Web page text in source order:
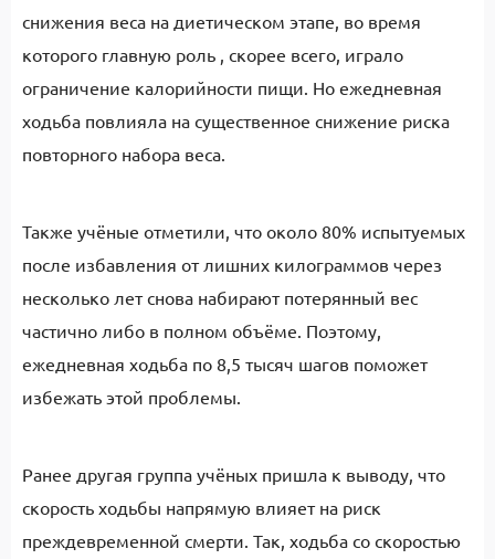
снижения веса на диетическом этапе, во время
которого главную роль , скорее всего, играло
ограничение калорийности пищи. Но ежедневная
ходьба повлияла на существенное снижение риска
повторного набора веса.
Также учёные отметили, что около 80% испытуемых
после избавления от лишних килограммов через
несколько лет снова набирают потерянный вес
частично либо в полном объёме. Поэтому,
ежедневная ходьба по 8,5 тысяч шагов поможет
избежать этой проблемы.
Ранее другая группа учёных пришла к выводу, что
скорость ходьбы напрямую влияет на риск
преждевременной смерти. Так, ходьба со скоростью